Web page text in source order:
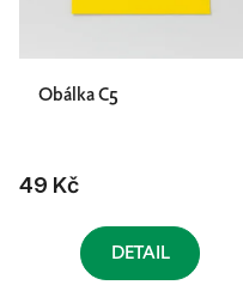
Obálka C5
49 Kč
DETAIL